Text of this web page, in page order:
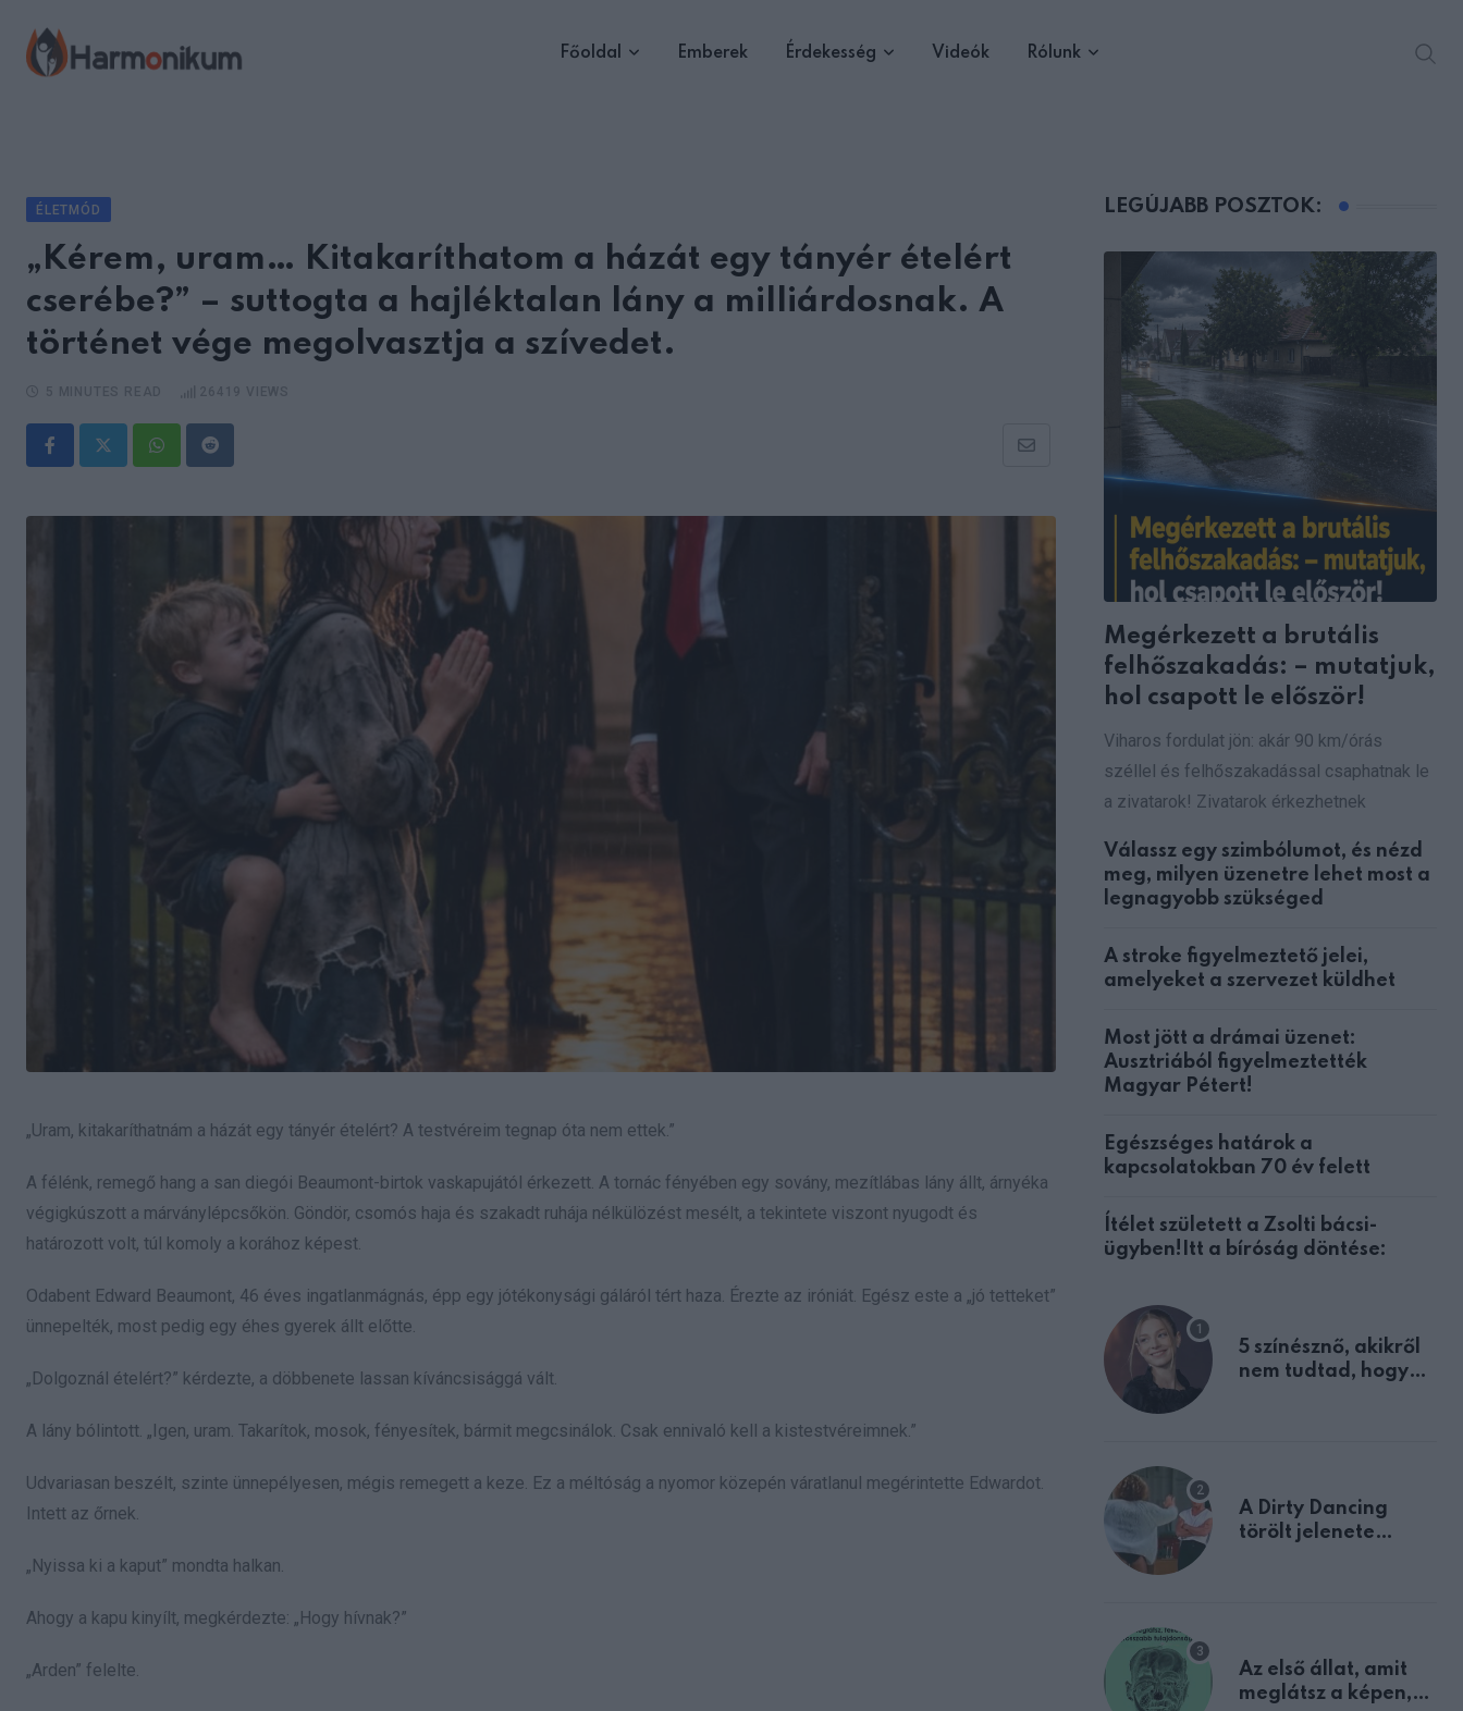
content
Főoldal Emberek Érdekesség Videók Rólunk
ÉLETMÓD
„Kérem, uram… Kitakaríthatom a házát egy tányér ételért
cserébe?” – suttogta a hajléktalan lány a milliárdosnak. A
történet vége megolvasztja a szívedet.
WhatsappReddit
Share
Email
„Uram, kitakaríthatnám a házát egy tányér ételért? A testvéreim tegnap óta nem ettek.”
A félénk, remegő hang a san diegói Beaumont-birtok vaskapujától érkezett. A tornác fényében egy sovány, mezítlábas lány állt, árnyéka
végigkúszott a márványlépcsőkön. Göndör, csomós haja és szakadt ruhája nélkülözést mesélt, a tekintete viszont nyugodt és
határozott volt, túl komoly a korához képest.
Odabent Edward Beaumont, 46 éves ingatlanmágnás, épp egy jótékonysági gáláról tért haza. Érezte az iróniát. Egész este a „jó tetteket”
ünnepelték, most pedig egy éhes gyerek állt előtte.
„Dolgoznál ételért?” kérdezte, a döbbenete lassan kíváncsisággá vált.
A lány bólintott. „Igen, uram. Takarítok, mosok, fényesítek, bármit megcsinálok. Csak ennivaló kell a kistestvéreimnek.”
Udvariasan beszélt, szinte ünnepélyesen, mégis remegett a keze. Ez a méltóság a nyomor közepén váratlanul megérintette Edwardot.
Intett az őrnek.
„Nyissa ki a kaput” mondta halkan.
Ahogy a kapu kinyílt, megkérdezte: „Hogy hívnak?”
„Arden” felelte.
LEGÚJABB POSZTOK:
Megérkezett a brutális
felhőszakadás: – mutatjuk,
hol csapott le először!
Viharos fordulat jön: akár 90 km/órás
széllel és felhőszakadással csaphatnak le
a zivatarok! Zivatarok érkezhetnek
Válassz egy szimbólumot, és nézd
meg, milyen üzenetre lehet most a
legnagyobb szükséged
A stroke figyelmeztető jelei,
amelyeket a szervezet küldhet
Most jött a drámai üzenet:
Ausztriából figyelmeztették
Magyar Pétert!
Egészséges határok a
kapcsolatokban 70 év felett
Ítélet született a Zsolti bácsi-
ügyben!Itt a bíróság döntése:
5 színésznő, akikről
nem tudtad, hogy
A Dirty Dancing
törölt jelenete
Az első állat, amit
meglátsz a képen,